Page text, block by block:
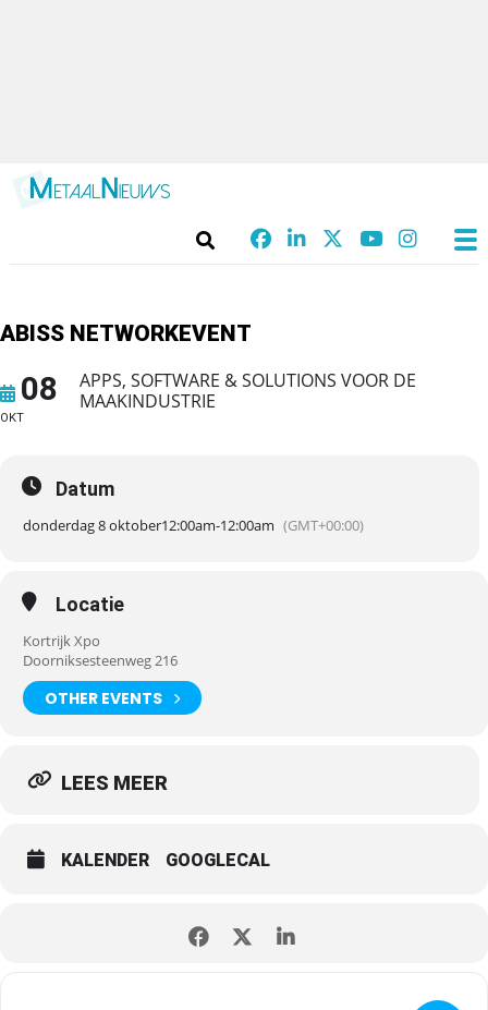
ABISS NETWORKEVENT
08
OKT
APPS, SOFTWARE & SOLUTIONS VOOR DE
MAAKINDUSTRIE
Datum
donderdag 8 oktober12:00am-12:00am (GMT+00:00)
Locatie
Kortrijk Xpo
Doorniksesteenweg 216
OTHER EVENTS
LEES MEER
KALENDER GOOGLECAL